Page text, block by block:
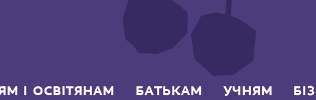
І ОСВІТЯНАМ БАТЬКАМ УЧНЯМ